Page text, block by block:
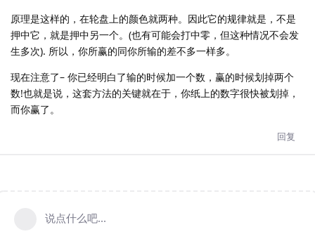
原理是这样的，在轮盘上的颜色就两种。因此它的规律就是，不是
押中它，就是押中另一个。(也有可能会打中零，但这种情况不会发
生多次). 所以，你所赢的同你所输的差不多一样多。
现在注意了– 你已经明白了输的时候加一个数，赢的时候划掉两个
数!也就是说，这套方法的关键就在于，你纸上的数字很快被划掉，
而你赢了。
回复
说点什么吧...